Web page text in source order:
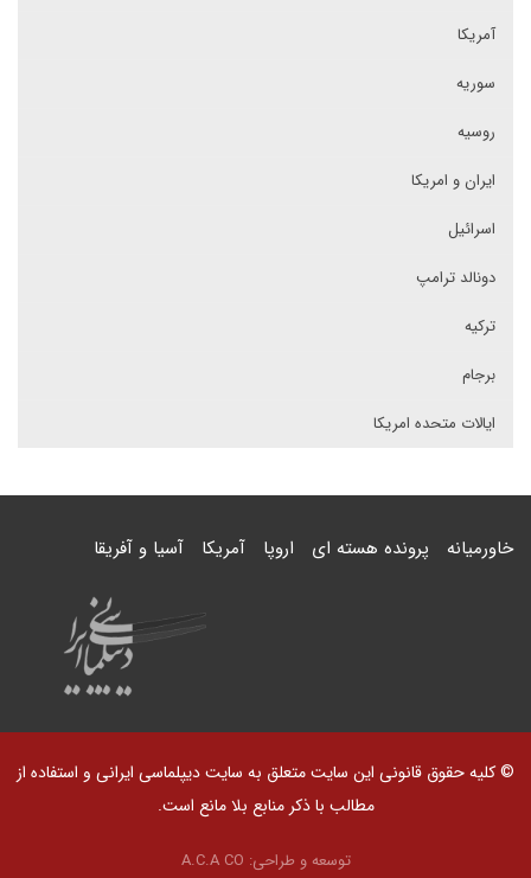
آمریکا
سوریه
روسیه
ایران و امریکا
اسرائیل
دونالد ترامپ
ترکیه
برجام
ایالات متحده امریکا
خاورمیانه پرونده هسته ای اروپا آمریکا آسیا و آفریقا
© کلیه حقوق قانونی این سایت متعلق به سایت دیپلماسی ایرانی و استفاده از
مطالب با ذکر منابع بلا مانع است.
توسعه و طراحی: A.C.A CO